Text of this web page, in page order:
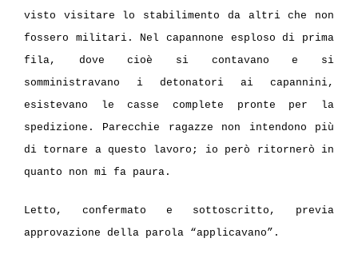
visto visitare lo stabilimento da altri che non
fossero militari. Nel capannone esploso di prima
fila, dove cioè si contavano e si
somministravano i detonatori ai capannini,
esistevano le casse complete pronte per la
spedizione. Parecchie ragazze non intendono più
di tornare a questo lavoro; io però ritornerò in
quanto non mi fa paura.
Letto, confermato e sottoscritto, previa
approvazione della parola “applicavano”.